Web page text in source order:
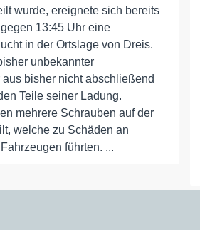
wurde, ereignete sich bereits
13:45 Uhr eine
in der Ortslage von Dreis.
unbekannter
aus bisher nicht abschließend
Teile seiner Ladung.
mehrere Schrauben auf der
welche zu Schäden an
führten. ...